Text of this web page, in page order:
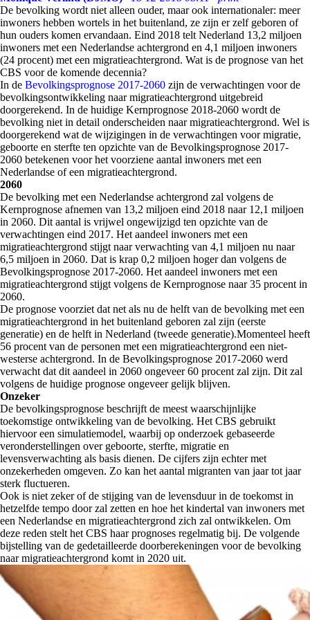
De bevolking wordt niet alleen ouder, maar ook internationaler: meer
inwoners hebben wortels in het buitenland, ze zijn er zelf geboren of
hun ouders komen ervandaan. Eind 2018 telt Nederland 13,2 miljoen
inwoners met een Nederlandse achtergrond en 4,1 miljoen inwoners
(24 procent) met een migratieachtergrond. Wat is de prognose van het
CBS voor de komende decennia?
In de Bevolkingsprognose 2017-2060 zijn de verwachtingen voor de
bevolkingsontwikkeling naar migratieachtergrond uitgebreid
doorgerekend. In de huidige Kernprognose 2018-2060 wordt de
bevolking niet in detail onderscheiden naar migratieachtergrond. Wel is
doorgerekend wat de wijzigingen in de verwachtingen voor migratie,
geboorte en sterfte ten opzichte van de Bevolkingsprognose 2017-
2060 betekenen voor het voorziene aantal inwoners met een
Nederlandse of een migratieachtergrond.
2060
De bevolking met een Nederlandse achtergrond zal volgens de
Kernprognose afnemen van 13,2 miljoen eind 2018 naar 12,1 miljoen
in 2060. Dit aantal is vrijwel ongewijzigd ten opzichte van de
verwachtingen eind 2017. Het aandeel inwoners met een
migratieachtergrond stijgt naar verwachting van 4,1 miljoen nu naar
6,5 miljoen in 2060. Dat is krap 0,2 miljoen hoger dan volgens de
Bevolkingsprognose 2017-2060. Het aandeel inwoners met een
migratieachtergrond stijgt volgens de Kernprognose naar 35 procent in
2060.
De prognose voorziet dat net als nu de helft van de bevolking met een
migratieachtergrond in het buitenland geboren zal zijn (eerste
generatie) en de helft in Nederland (tweede generatie).Momenteel heeft
56 procent van de personen met een migratieachtergrond een niet-
westerse achtergrond. In de Bevolkingsprognose 2017-2060 werd
verwacht dat dit aandeel in 2060 ongeveer 60 procent zal zijn. Dit zal
volgens de huidige prognose ongeveer gelijk blijven.
Onzeker
De bevolkingsprognose beschrijft de meest waarschijnlijke
toekomstige ontwikkeling van de bevolking. Het CBS gebruikt
hiervoor een simulatiemodel, waarbij op onderzoek gebaseerde
veronderstellingen over geboorte, sterfte, migratie en
levensverwachting als basis dienen. De cijfers zijn echter met
onzekerheden omgeven. Zo kan het aantal migranten van jaar tot jaar
sterk fluctueren.
Ook is niet zeker of de stijging van de levensduur in de toekomst in
hetzelfde tempo door zal zetten en hoe het kindertal van inwoners met
een Nederlandse en migratieachtergrond zich zal ontwikkelen. Om
deze reden stelt het CBS haar prognoses regelmatig bij. De volgende
bijstelling van de gedetailleerde doorberekeningen voor de bevolking
naar migratieachtergrond komt in 2020 uit.